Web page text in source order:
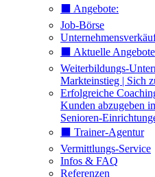
⬛️ Angebote:
Job-Börse
⬛️ Aktuelle Angebote
Weiterbildungs-
Markteinstieg | Sich
Erfolgreiche
Kunden abzugeben
Senioren-
⬛️ Trainer-Agentur
Vermittlungs-Service
Infos & FAQ
Referenzen